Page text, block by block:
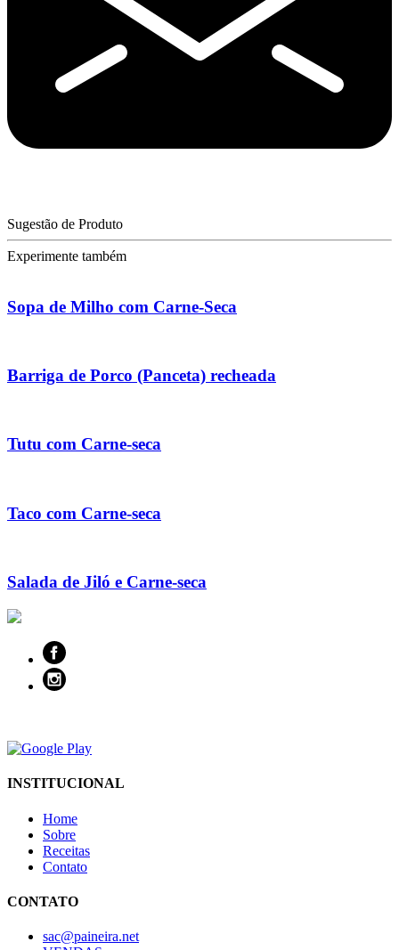
Sugestão de Produto
Experimente também
Sopa de Milho com Carne-Seca
Barriga de Porco (Panceta) recheada
Tutu com Carne-seca
Taco com Carne-seca
Salada de Jiló e Carne-seca
INSTITUCIONAL
Home
Sobre
Receitas
Contato
CONTATO
sac@paineira.net